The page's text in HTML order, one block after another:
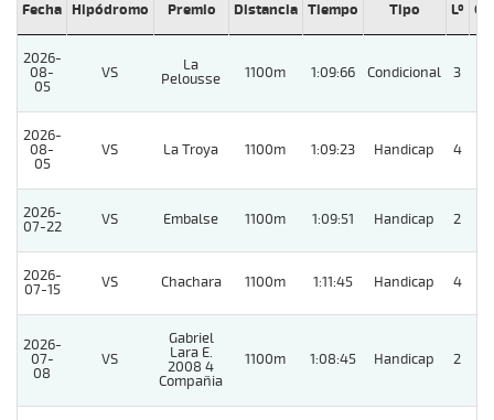
Fecha
Hipódromo Premio Distancia Tiempo Tipo Lº
2026-
08-
05
VS
La
Pelousse
1100m 1:09:66 Condicional 3
2026-
08-
05
VS La Troya 1100m 1:09:23 Handicap 4
2026-
07-22
VS Embalse 1100m 1:09:51 Handicap 2
2026-
07-15
VS Chachara 1100m 1:11:45 Handicap 4
2026-
07-
08
VS
Gabriel
Lara E.
2008 4
Compañia
1100m 1:08:45 Handicap 2